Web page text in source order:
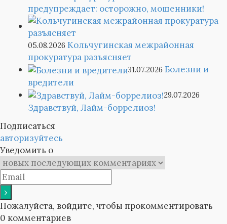
предупреждает: осторожно, мошенники!
05.08.2026 Кольчугинская межрайонная
прокуратура разъясняет
31.07.2026 Болезни и
вредители
29.07.2026
Здравствуй, Лайм-боррелиоз!
Подписаться
авторизуйтесь
Уведомить о
Пожалуйста, войдите, чтобы прокомментировать
0 комментариев